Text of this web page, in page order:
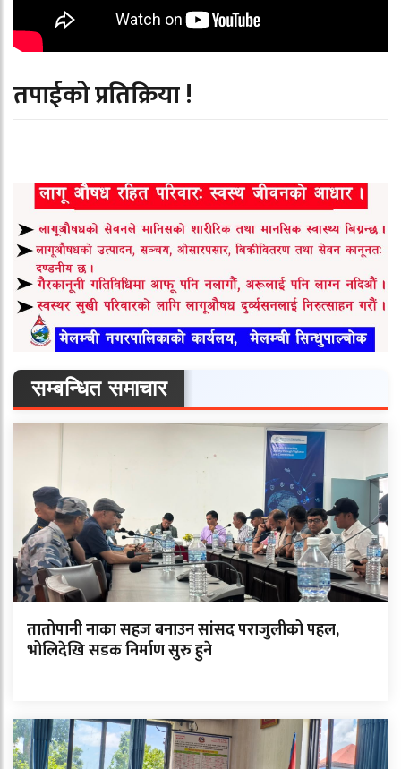
तपाईको प्रतिक्रिया !
सम्बन्धित समाचार
तातोपानी नाका सहज बनाउन सांसद पराजुलीको पहल,
भोलिदेखि सडक निर्माण सुरु हुने